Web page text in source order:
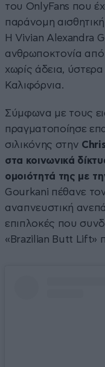
του OnlyFans που
παράνομη
Η Vivian Alexandra
ανθρωποκτονία από
χωρίς άδεια,
Καλιφόρνια.
Σύμφωνα με τους
πραγματοποίησε
σιλικόνης στην
στα κοινωνικά
ομοιότητά της με
Gourkani πέθανε
αναπνευστική
επιπλοκές που
«Brazilian Butt Lift»